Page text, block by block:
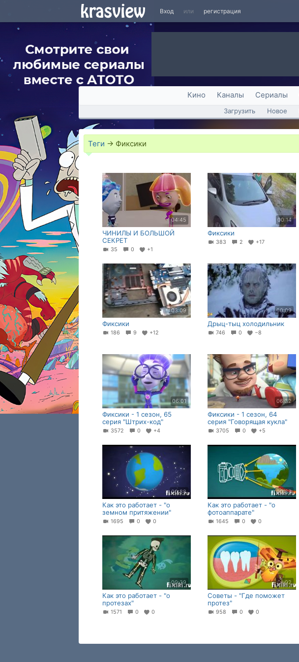
Вход или регистрация
Кино Каналы Сериалы
Загрузить Новое
Теги → Фиксики
04:45
ЧИНИЛЫ И БОЛЬШОЙ
СЕКРЕТ
35 0 +1
00:14
Фиксики
383 2 +17
03:09
Фиксики
186 9 +12
00:09
Дрыц-тыц холодильник
746 0 −8
06:01
Фиксики - 1 сезон, 65
серия "Штрих-код"
3572 0 +4
06:32
Фиксики - 1 сезон, 64
серия "Говорящая кукла"
3705 0 +5
00:38
Как это работает - "о
земном притяжении"
1695 0 0
00:38
Как это работает - "о
фотоаппарате"
1645 0 0
00:39
Как это работает - "о
протезах"
1571 0 0
01:02
Cоветы - "Где поможет
протез"
958 0 0